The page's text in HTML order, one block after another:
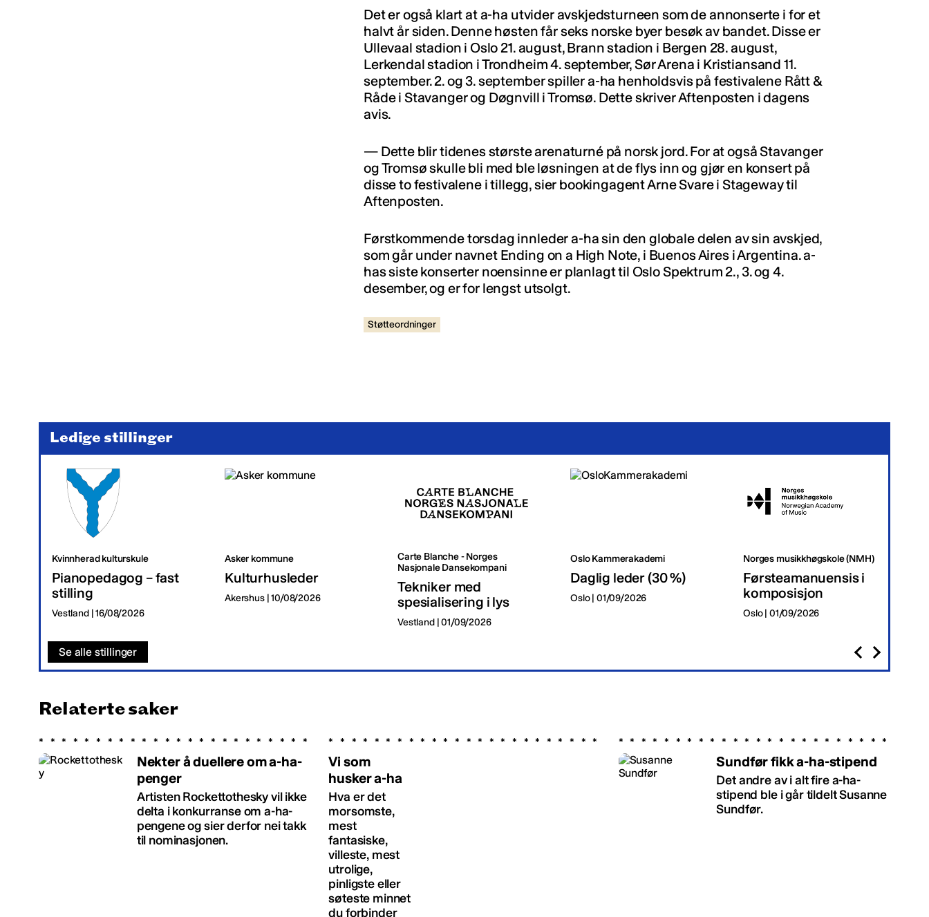
Det er også klart at a-ha utvider avskjedsturneen som de annonserte i for et
halvt år siden. Denne høsten får seks norske byer besøk av bandet. Disse er
Ullevaal stadion i Oslo 21. august, Brann stadion i Bergen 28. august,
Lerkendal stadion i Trondheim 4. september, Sør Arena i Kristiansand 11.
september. 2. og 3. september spiller a-ha henholdsvis på festivalene Rått &
Råde i Stavanger og Døgnvill i Tromsø. Dette skriver Aftenposten i dagens
avis.
— Dette blir tidenes største arenaturné på norsk jord. For at også Stavanger
og Tromsø skulle bli med ble løsningen at de flys inn og gjør en konsert på
disse to festivalene i tillegg, sier bookingagent Arne Svare i Stageway til
Aftenposten.
Førstkommende torsdag innleder a-ha sin den globale delen av sin avskjed,
som går under navnet Ending on a High Note, i Buenos Aires i Argentina. a-
has siste konserter noensinne er planlagt til Oslo Spektrum 2., 3. og 4.
desember, og er for lengst utsolgt.
Støtteordninger
Ledige stillinger
Kvinnherad kulturskule
Pianopedagog – fast
stilling
Vestland | 16/08/2026
Asker kommune
Kulturhusleder
Akershus | 10/08/2026
Carte Blanche - Norges
Nasjonale Dansekompani
Tekniker med
spesialisering i lys
Vestland | 01/09/2026
Oslo Kammerakademi
Daglig leder (30 %)
Oslo | 01/09/2026
Norges musikkhøgskole (NMH)
Førsteamanuensis i
komposisjon
Oslo | 01/09/2026
Se alle stillinger
Relaterte saker
Nekter å duellere om a-ha-
penger
Artisten Rockettothesky vil ikke
delta i konkurranse om a-ha-
pengene og sier derfor nei takk
til nominasjonen.
Vi som
husker a-ha
Hva er det
morsomste,
mest
fantasiske,
villeste, mest
utrolige,
pinligste eller
søteste minnet
du forbinder
Sundfør fikk a-ha-stipend
Det andre av i alt fire a-ha-
stipend ble i går tildelt Susanne
Sundfør.